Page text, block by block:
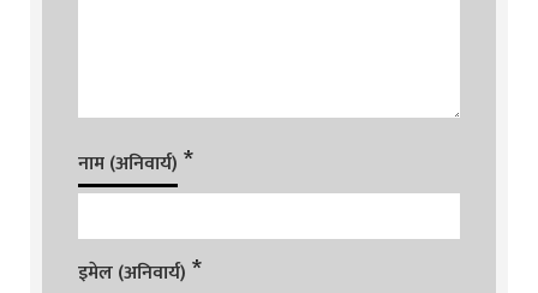
नाम (अनिवार्य) *
इमेल (अनिवार्य) *